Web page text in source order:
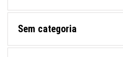
Sem categoria